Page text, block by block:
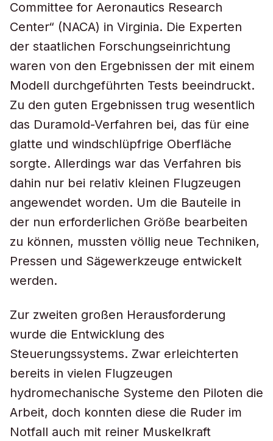
Committee for Aeronautics Research
Center“ (NACA) in Virginia. Die Experten
der staatlichen Forschungseinrichtung
waren von den Ergebnissen der mit einem
Modell durchgeführten Tests beeindruckt.
Zu den guten Ergebnissen trug wesentlich
das Duramold-Verfahren bei, das für eine
glatte und windschlüpfrige Oberfläche
sorgte. Allerdings war das Verfahren bis
dahin nur bei relativ kleinen Flugzeugen
angewendet worden. Um die Bauteile in
der nun erforderlichen Größe bearbeiten
zu können, mussten völlig neue Techniken,
Pressen und Sägewerkzeuge entwickelt
werden.
Zur zweiten großen Herausforderung
wurde die Entwicklung des
Steuerungssystems. Zwar erleichterten
bereits in vielen Flugzeugen
hydromechanische Systeme den Piloten die
Arbeit, doch konnten diese die Ruder im
Notfall auch mit reiner Muskelkraft